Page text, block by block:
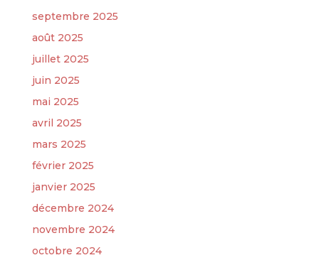
septembre 2025
août 2025
juillet 2025
juin 2025
mai 2025
avril 2025
mars 2025
février 2025
janvier 2025
décembre 2024
novembre 2024
octobre 2024